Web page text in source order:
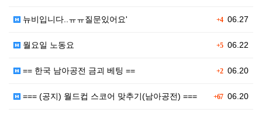
+406.27
뉴비입니다..ㅠㅠ질문있어요'
+506.22
월요일 노동요
+206.20
== 한국 남아공전 금괴 베팅 ==
+6706.20
=== (공지) 월드컵 스코어 맞추기(남아공전) ===